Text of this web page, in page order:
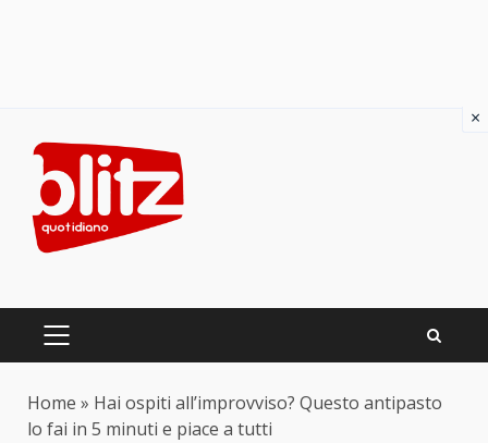
content
PRIMARY
Home » Hai ospiti all’improvviso? Questo antipasto
lo fai in 5 minuti e piace a tutti
×